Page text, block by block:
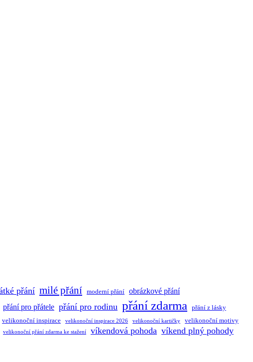
přání milé přání moderní přání obrázkové přání
přání pro přátele přání pro rodinu přání zdarma přání z lásky
velikonoční inspirace velikonoční inspirace 2026 velikonoční kartičky velikonoční motivy
velikonoční přání zdarma ke stažení víkendová pohoda víkend plný pohody